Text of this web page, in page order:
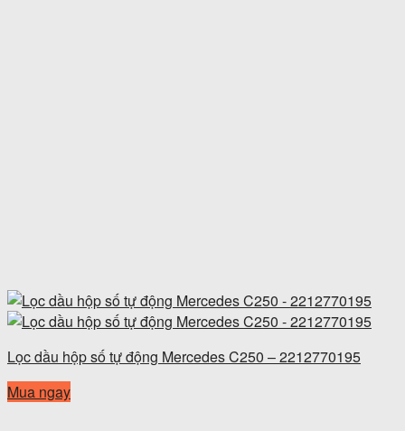
Lọc dầu hộp số tự động Mercedes C250 – 2212770195
Mua ngay